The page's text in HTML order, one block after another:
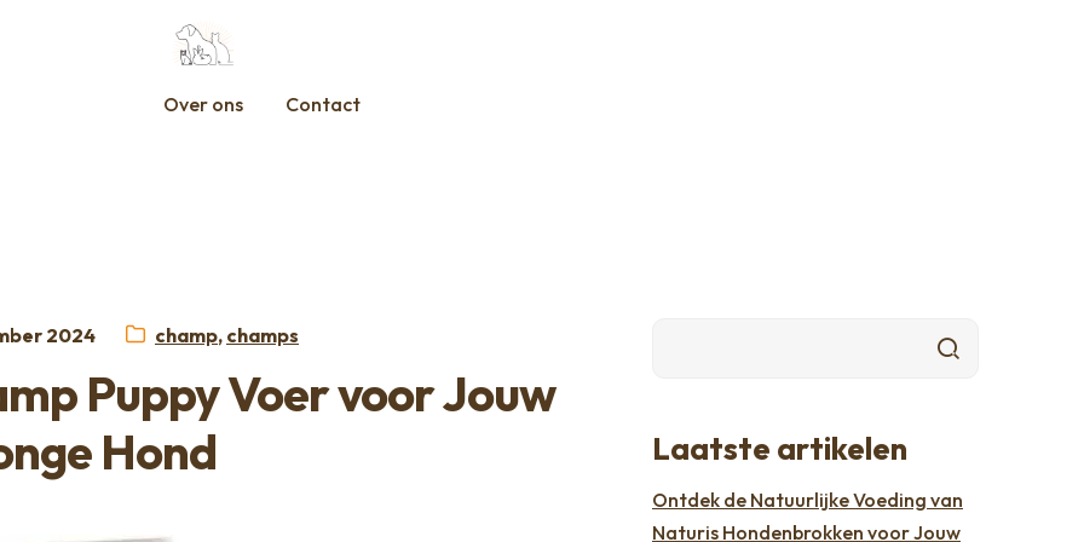
Over ons Contact
2024 Categorieën:
champ, champs
Puppy Voer voor Jouw
Hond
Laatste artikelen
Ontdek de Natuurlijke Voeding van
Naturis Hondenbrokken voor Jouw